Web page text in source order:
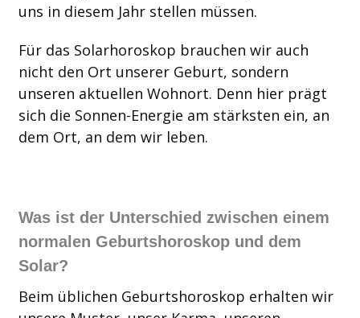
uns in diesem Jahr stellen müssen.
Für das Solarhoroskop brauchen wir auch
nicht den Ort unserer Geburt, sondern
unseren aktuellen Wohnort. Denn hier prägt
sich die Sonnen-Energie am stärksten ein, an
dem Ort, an dem wir leben.
Was ist der Unterschied zwischen einem
normalen Geburtshoroskop und dem
Solar?
Beim üblichen Geburtshoroskop erhalten wir